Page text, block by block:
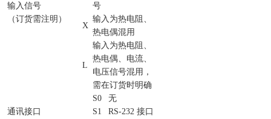
输入信号
（订货需注明）
号
X
输入为热电阻、
热电偶混用
L
输入为热电阻、
热电偶、电流、
电压信号混用，
需在订货时明确
通讯接口
S0
无
S1
RS-232 接口